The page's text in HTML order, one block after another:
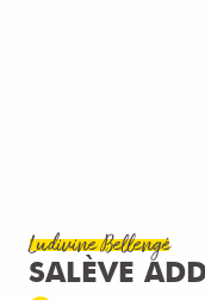
Ludivine Bellengé
SALÈVE